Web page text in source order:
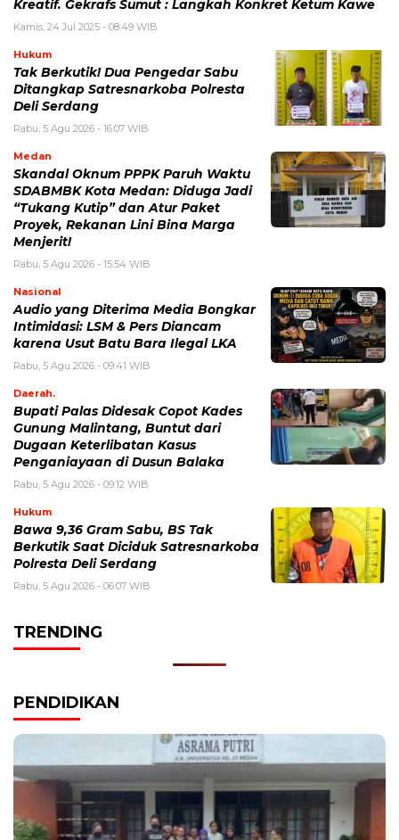
Kreatif. Gekrafs Sumut : Langkah Konkret Ketum Kawe
Kamis, 24 Jul 2025 - 08:49 WIB
Hukum
Tak Berkutik! Dua Pengedar Sabu
Ditangkap Satresnarkoba Polresta
Deli Serdang
Rabu, 5 Agu 2026 - 16:07 WIB
Medan
Skandal Oknum PPPK Paruh Waktu
SDABMBK Kota Medan: Diduga Jadi
“Tukang Kutip” dan Atur Paket
Proyek, Rekanan Lini Bina Marga
Menjerit!
Rabu, 5 Agu 2026 - 15:54 WIB
Nasional
Audio yang Diterima Media Bongkar
Intimidasi: LSM & Pers Diancam
karena Usut Batu Bara Ilegal LKA
Rabu, 5 Agu 2026 - 09:41 WIB
Daerah.
Bupati Palas Didesak Copot Kades
Gunung Malintang, Buntut dari
Dugaan Keterlibatan Kasus
Penganiayaan di Dusun Balaka
Rabu, 5 Agu 2026 - 09:12 WIB
Hukum
Bawa 9,36 Gram Sabu, BS Tak
Berkutik Saat Diciduk Satresnarkoba
Polresta Deli Serdang
Rabu, 5 Agu 2026 - 06:07 WIB
TRENDING
PENDIDIKAN